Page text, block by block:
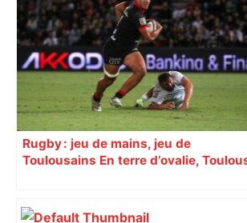
Restes, le gardien de Toulouse, après
sa sortie à Metz – L'Équipe
Rugby : jeu de mains, jeu de
Toulousains En terre d’ovalie,
revendiquant surtout son art du jeu